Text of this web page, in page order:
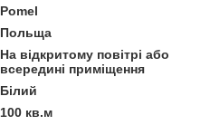
Pomel
Польща
На відкритому повітрі або
всередині приміщення
Білий
100 кв.м